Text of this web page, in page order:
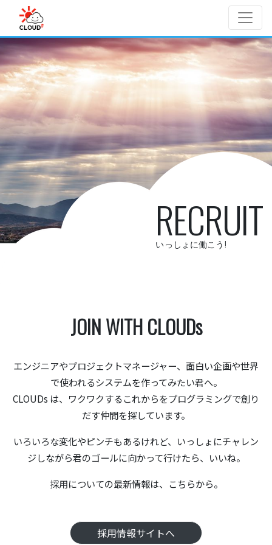
Skip to main content
RECRUIT
いっしょに働こう!
JOIN WITH CLOUDs
エンジニアやプロジェクトマネージャー、 面白い企画や世界
で使われるシステムを作ってみたい君へ。
CLOUDs は、ワクワクするこれからをプログラミングで創り
だす仲間を探しています。
いろいろな変化やピンチもあるけれど、 いっしょにチャレン
ジしながら君のゴールに向かって行けたら、いいね。
採用についての最新情報は、こちらから。
採用情報サイトへ